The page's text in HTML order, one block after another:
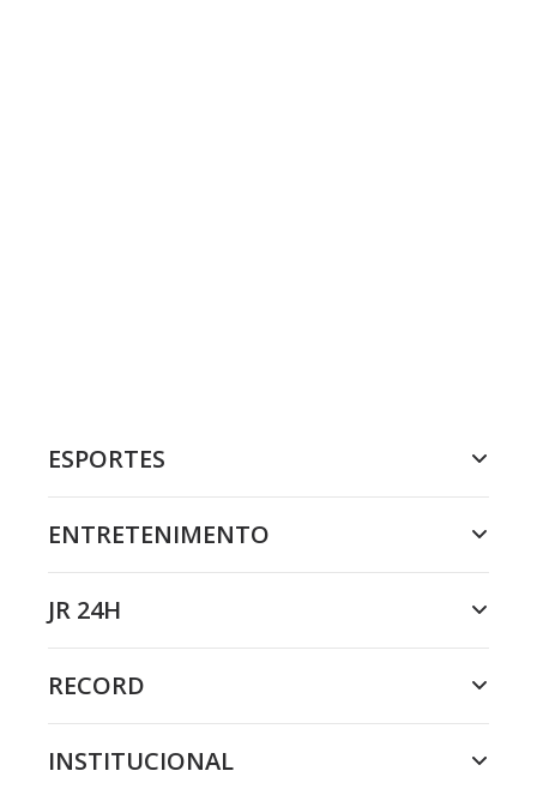
ESPORTES
ENTRETENIMENTO
JR 24H
RECORD
INSTITUCIONAL